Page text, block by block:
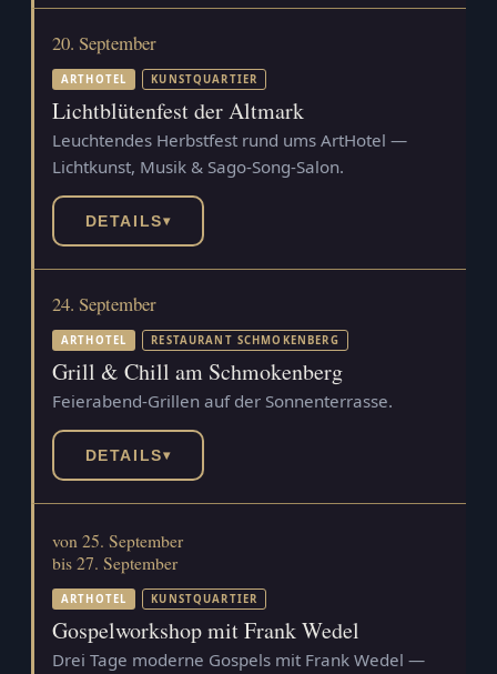
20. September
ARTHOTEL KUNSTQUARTIER
Lichtblütenfest der Altmark
Leuchtendes Herbstfest rund ums ArtHotel —
Lichtkunst, Musik & Sago-Song-Salon.
DETAILS▾
24. September
ARTHOTEL RESTAURANT SCHMOKENBERG
Grill & Chill am Schmokenberg
Feierabend-Grillen auf der Sonnenterrasse.
DETAILS▾
von 25. September
bis 27. September
ARTHOTEL KUNSTQUARTIER
Gospelworkshop mit Frank Wedel
Drei Tage moderne Gospels mit Frank Wedel —